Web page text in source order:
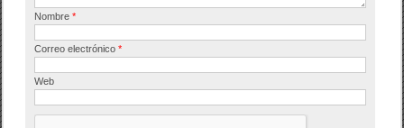
Nombre*
Correo electrónico*
Web